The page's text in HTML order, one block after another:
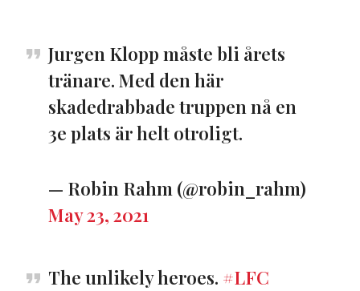
Jurgen Klopp måste bli årets
tränare. Med den här
skadedrabbade truppen nå en
3e plats är helt otroligt.
— Robin Rahm (@robin_rahm)
May 23, 2021
The unlikely heroes. #LFC